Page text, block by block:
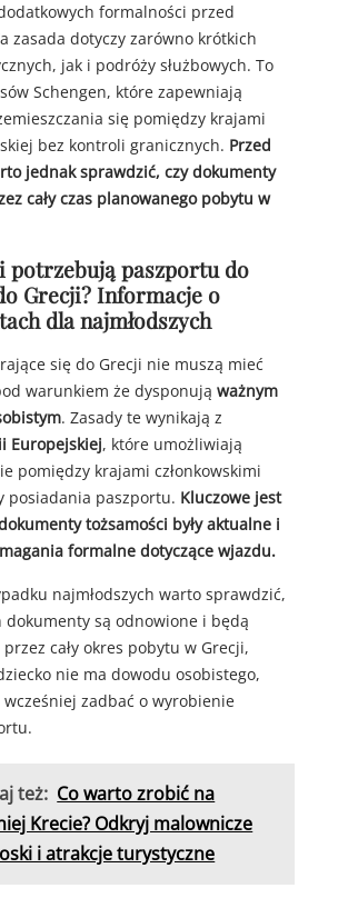
formalności przed
zasada dotyczy zarówno krótkich
jak i podróży służbowych. To
Schengen, które zapewniają
się pomiędzy krajami
bez kontroli granicznych. Przed
jednak sprawdzić, czy dokumenty
cały czas planowanego pobytu w
potrzebują paszportu do
Grecji? Informacje o
dla najmłodszych
się do Grecji nie muszą mieć
warunkiem że dysponują ważnym
. Zasady te wynikają z
Europejskiej, które umożliwiają
pomiędzy krajami członkowskimi
posiadania paszportu. Kluczowe jest
tożsamości były aktualne i
formalne dotyczące wjazdu.
najmłodszych warto sprawdzić,
dokumenty są odnowione i będą
cały okres pobytu w Grecji,
nie ma dowodu osobistego,
zadbać o wyrobienie
też: Co warto zrobić na
Krecie? Odkryj malownicze
i atrakcje turystyczne